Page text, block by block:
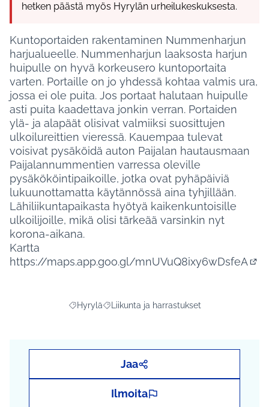
hetken päästä myös Hyrylän urheilukeskuksesta.
Kuntoportaiden rakentaminen Nummenharjun
harjualueelle. Nummenharjun laaksosta harjun
huipulle on hyvä korkeusero kuntoportaita
varten. Portaille on jo yhdessä kohtaa valmis ura,
jossa ei ole puita. Jos portaat halutaan huipulle
asti puita kaadettava jonkin verran. Portaiden
ylä- ja alapäät olisivat valmiiksi suosittujen
ulkoilureittien vieressä. Kauempaa tulevat
voisivat pysäköidä auton Paijalan hautausmaan
Paijalannummentien varressa oleville
pysäkököintipaikoille, jotka ovat pyhäpäiviä
lukuunottamatta käytännössä aina tyhjillään.
Lähiliikuntapaikasta hyötyä kaikenkuntoisille
ulkoilijoille, mikä olisi tärkeää varsinkin nyt
korona-aikana.
Kartta
https://maps.app.goo.gl/mnUVuQ8ixy6wDsfeA
Rajaa tulokset aihepiirin mukaan: Hyrylä
HyryläRajaa tulokset teeman mukaan: Liikunta
Liikunta ja harrastukset
Jaa
Ilmoita